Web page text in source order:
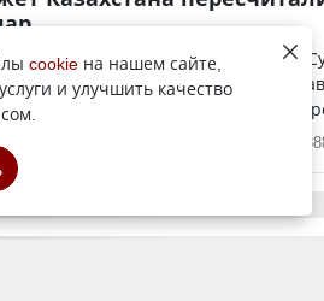
национальной экономики Тимур
расчете бюджета на 2019 год в
стоимость доллара в
cookie на нашем сайте,
и улучшить качество